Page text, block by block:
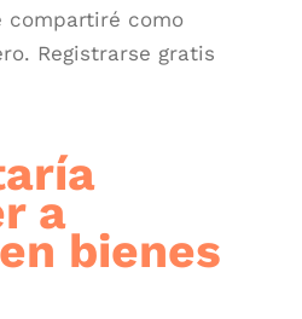
compartiré como
Registrarse gratis
a
bienes